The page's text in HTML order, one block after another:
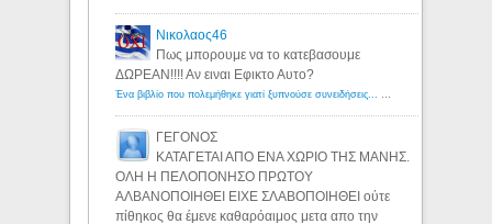
Νικολαος46
Πως μπορουμε να το κατεβασουμε
ΔΩΡΕΑΝ!!!! Αν ειναι Εφικτο Αυτο?
Ένα βιβλίο που πολεμήθηκε γιατί ξυπνούσε συνειδήσεις... - Λόγιος Ερμής | Η γνώση ξεκινάει με την αναζήτηση...
ΓΕΓΟΝΟΣ
ΚΑΤΑΓΕΤΑΙ ΑΠΟ ΕΝΑ ΧΩΡΙΟ ΤΗΣ ΜΑΝΗΣ.
ΟΛΗ Η ΠΕΛΟΠΟΝΗΣΟ ΠΡΩΤΟΥ
ΑΛΒΑΝΟΠΟΙΗΘΕΙ ΕΙΧΕ ΣΛΑΒΟΠΟΙΗΘΕΙ ούτε
πίθηκος θα έμενε καθαρόαιμος μετα απο την